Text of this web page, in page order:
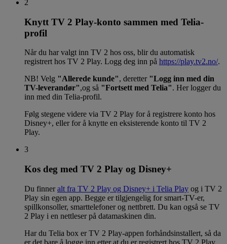
2
Knytt TV 2 Play-konto sammen med Telia-
profil
Når du har valgt inn TV 2 hos oss, blir du automatisk
registrert hos TV 2 Play. Logg deg inn på https://play.tv2.no/.
NB! Velg "Allerede kunde", deretter "Logg inn med din
TV-leverandør",og så "Fortsett med Telia". Her logger du
inn med din Telia-profil.
Følg stegene videre via TV 2 Play for å registrere konto hos
Disney+, eller for å knytte en eksisterende konto til TV 2
Play.
3
Kos deg med TV 2 Play og Disney+
Du finneralt fra TV 2 Play og Disney+ i Telia Play og i TV 2
Play sin egen app. Begge er tilgjengelig for smart-TV-er,
spillkonsoller, smarttelefoner og nettbrett. Du kan også se TV
2 Play i en nettleser på datamaskinen din.
Har du Telia box er TV 2 Play-appen forhåndsinstallert, så da
er det bare å logge inn etter at du er registrert hos TV 2 Play.